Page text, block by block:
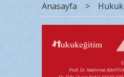
Anasayfa >